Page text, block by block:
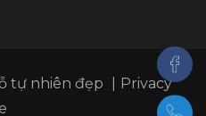
tự nhiên đẹp
Privacy